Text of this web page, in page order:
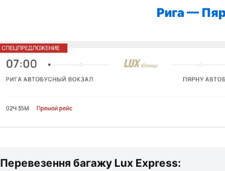
Рига —
Перевезення багажу Lux Express: